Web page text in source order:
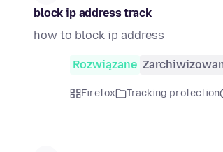
block ip address track
how to block ip address
Rozwiązane
Firefox Tracking protection